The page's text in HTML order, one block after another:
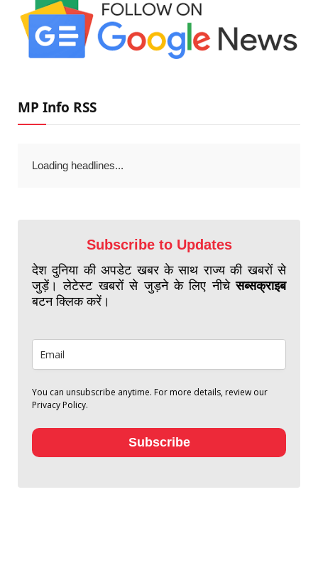
MP Info RSS
Loading headlines...
Subscribe to Updates
देश दुनिया की अपडेट खबर के साथ राज्य की खबरों से
जुड़ें। लेटेस्ट खबरों से जुड़ने के लिए नीचेसब्सक्राइब
बटन क्लिक करें।
You can unsubscribe anytime. For more details, review our
Privacy Policy.
Subscribe